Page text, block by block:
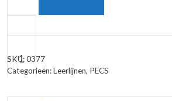
Picture's
Pecs
and
SKU:0377
Categorieën:Leerlijnen, PECS